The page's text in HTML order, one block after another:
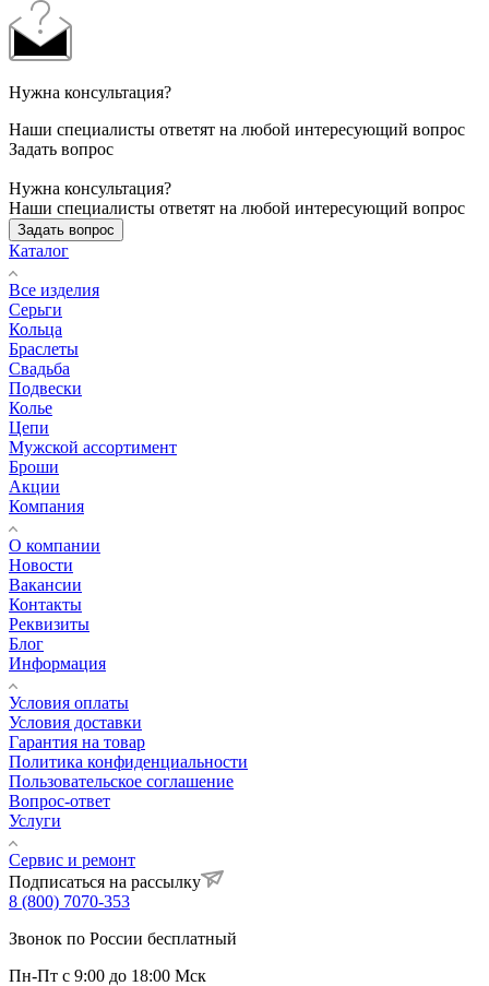
Нужна консультация?
Наши специалисты ответят на любой интересующий вопрос
Задать вопрос
Нужна консультация?
Наши специалисты ответят на любой интересующий вопрос
Задать вопрос
Каталог
Все изделия
Серьги
Кольца
Браслеты
Свадьба
Подвески
Колье
Цепи
Мужской ассортимент
Броши
Акции
Компания
О компании
Новости
Вакансии
Контакты
Реквизиты
Блог
Информация
Условия оплаты
Условия доставки
Гарантия на товар
Политика конфиденциальности
Пользовательское соглашение
Вопрос-ответ
Услуги
Сервис и ремонт
Подписаться на рассылку
8 (800) 7070-353
Звонок по России бесплатный
Пн-Пт с 9:00 до 18:00 Мск